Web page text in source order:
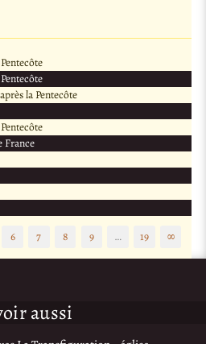
la Pentecôte
France
6 7 8 9 … 19 ∞
aussi